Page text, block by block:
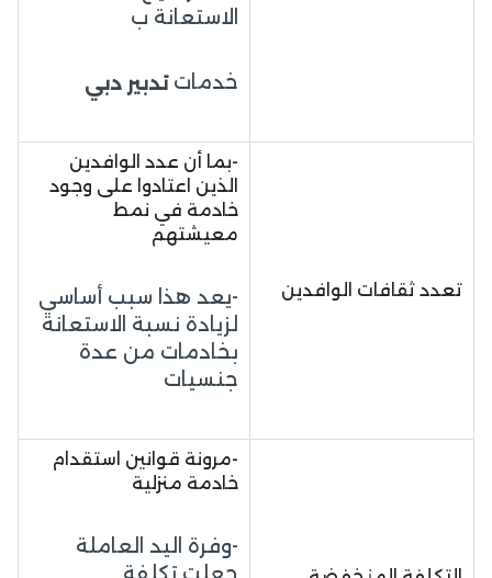
الاستعانة ب
خدماتتدبير دبي
تعدد ثقافات الوافدين
-بما أن عدد الوافدين
الذين اعتادوا على وجود
خادمة في نمط
معيشتهم
-يعد هذا سبب أساسي
لزيادة نسبة الاستعانة
بخادمات من عدة
جنسيات
-مرونة قوانين استقدام
خادمة منزلية
-وفرة اليد العاملة